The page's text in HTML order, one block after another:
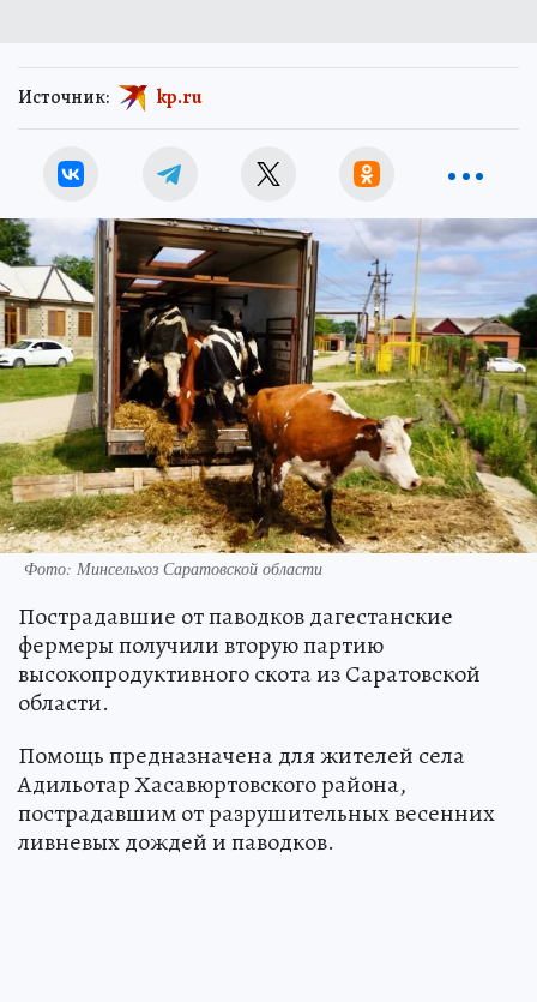
Источник: kp.ru
Фото: Минсельхоз Саратовской области
Пострадавшие от паводков дагестанские
фермеры получили вторую партию
высокопродуктивного скота из Саратовской
области.
Помощь предназначена для жителей села
Адильотар Хасавюртовского района,
пострадавшим от разрушительных весенних
ливневых дождей и паводков.